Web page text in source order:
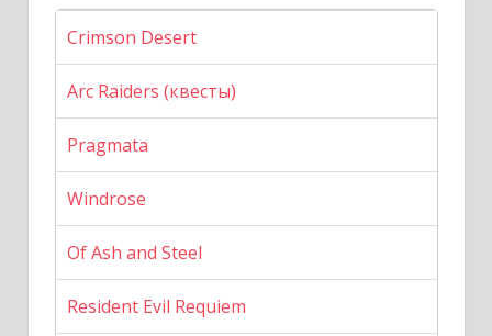
Crimson Desert
Arc Raiders (квесты)
Pragmata
Windrose
Of Ash and Steel
Resident Evil Requiem